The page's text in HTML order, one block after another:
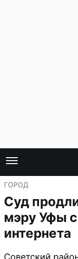
ГОРОД
Суд
мэру Уфы
интернета
Советский